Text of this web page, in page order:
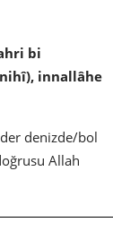
bi
innallâhe
denizde/bol
Allah